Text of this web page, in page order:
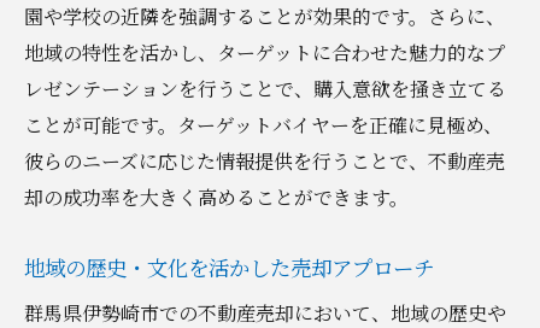
園や学校の近隣を強調することが効果的です。さらに、
地域の特性を活かし、ターゲットに合わせた魅力的なプ
レゼンテーションを行うことで、購入意欲を掻き立てる
ことが可能です。ターゲットバイヤーを正確に見極め、
彼らのニーズに応じた情報提供を行うことで、不動産売
却の成功率を大きく高めることができます。
地域の歴史・文化を活かした売却アプローチ
群馬県伊勢崎市での不動産売却において、地域の歴史や